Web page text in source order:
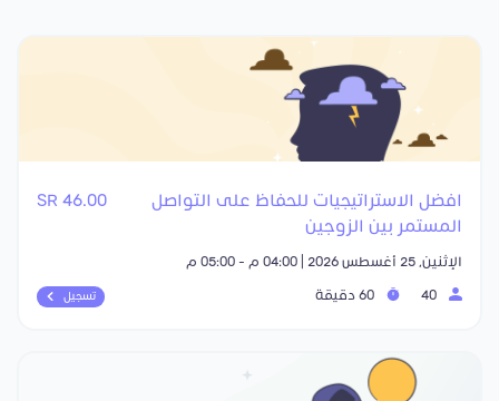
افضل الاستراتيجيات للحفاظ على التواصل
المستمر بين الزوجين
46.00 SR
الإثنين, 25 أغسطس 2026 | 04:00 م - 05:00 م
تسجيل